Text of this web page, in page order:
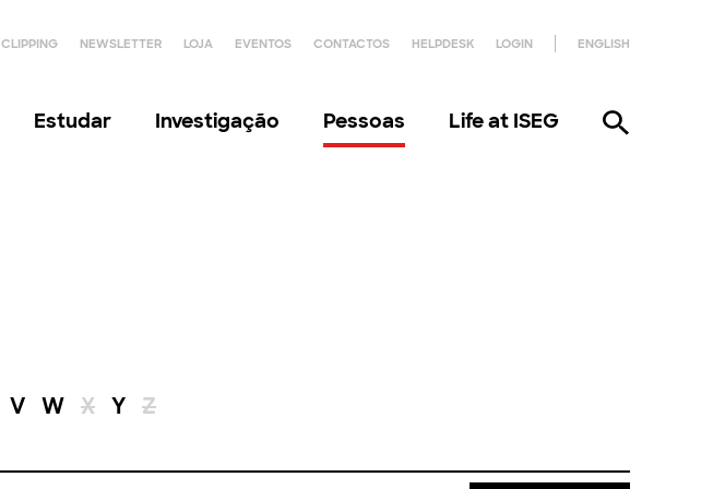
CLIPPING NEWSLETTER LOJA EVENTOS CONTACTOS HELPDESK LOGIN ENGLISH
Estudar Investigação Pessoas Life at ISEG
V W X Y Z